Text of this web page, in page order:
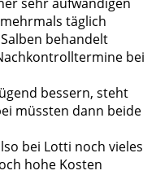
täglich
behandelt
bei
bessern, steht
müssten dann beide
bei Lotti noch vieles
hohe Kosten